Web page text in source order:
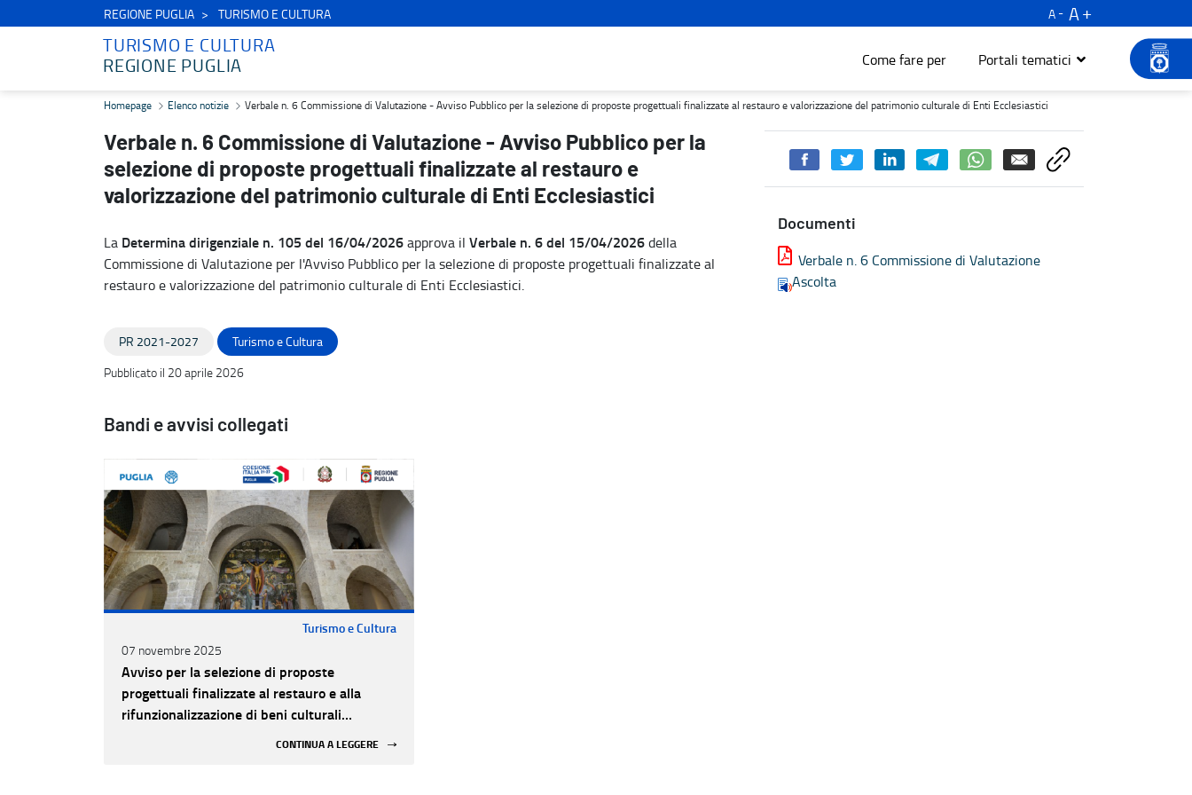
REGIONE PUGLIA TURISMO E CULTURA A
A
TURISMO E CULTURA
REGIONE PUGLIA
Come fare per Portali tematici
Verbale n. 6 Commissione di Valutazione - Avviso Pubblico per la selezione di proposte progettuali finalizzate al restauro e valorizzazione del patrimonio culturale di Enti Ecclesiastici - Turismo e
Homepage Elenco notizie Verbale n. 6 Commissione di Valutazione - Avviso Pubblico per la selezione di proposte progettuali finalizzate al restauro e valorizzazione del patrimonio culturale di Enti Ecclesiastici
Verbale n. 6 Commissione di Valutazione - Avviso Pubblico per la
selezione di proposte progettuali finalizzate al restauro e
valorizzazione del patrimonio culturale di Enti Ecclesiastici
La Determina dirigenziale n. 105 del 16/04/2026approva il Verbale n. 6 del 15/04/2026della
Commissione di Valutazione per l'Avviso Pubblico per la selezione di proposte progettuali finalizzate al
restauro e valorizzazione del patrimonio culturale di Enti Ecclesiastici.
Documenti
Verbale n. 6 Commissione di Valutazione
Ascolta
PR 2021-2027
Turismo e Cultura
Pubblicato il 20 aprile 2026
Bandi e avvisi collegati
Turismo e Cultura
07 novembre 2025
Avviso per la selezione di proposte
progettuali finalizzate al restauro e alla
rifunzionalizzazione di beni culturali
CONTINUA A LEGGERE